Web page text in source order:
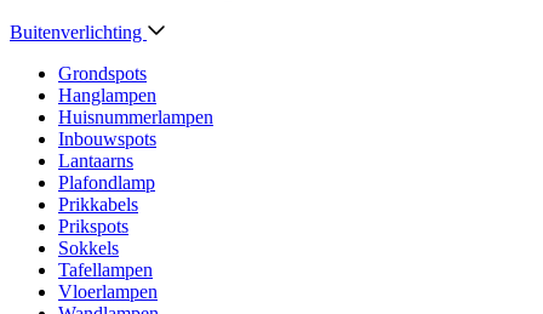
Buitenverlichting
Grondspots
Hanglampen
Huisnummerlampen
Inbouwspots
Lantaarns
Plafondlamp
Prikkabels
Prikspots
Sokkels
Tafellampen
Vloerlampen